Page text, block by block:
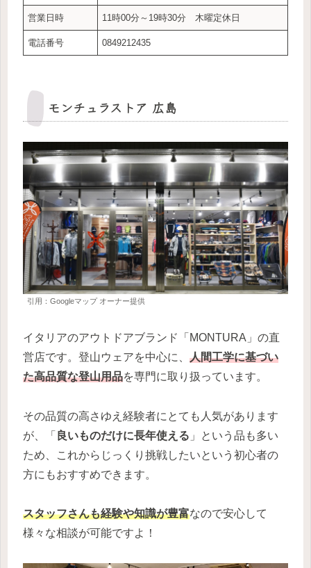
営業日時 11時00分～19時30分 木曜定休日
電話番号 0849212435
モンチュラストア 広島
引用：Googleマップ オーナー提供
イタリアのアウトドアブランド「MONTURA」の直
営店です。登山ウェアを中心に、 人間工学に基づい
た高品質な登山用品を専門に取り扱っています。
その品質の高さゆえ経験者にとても人気があります
が、「 良いものだけに長年使える 」という品も多い
ため、これからじっくり挑戦したいという初心者の
方にもおすすめできます。
スタッフさんも経験や知識が豊富なので安心して
様々な相談が可能ですよ！